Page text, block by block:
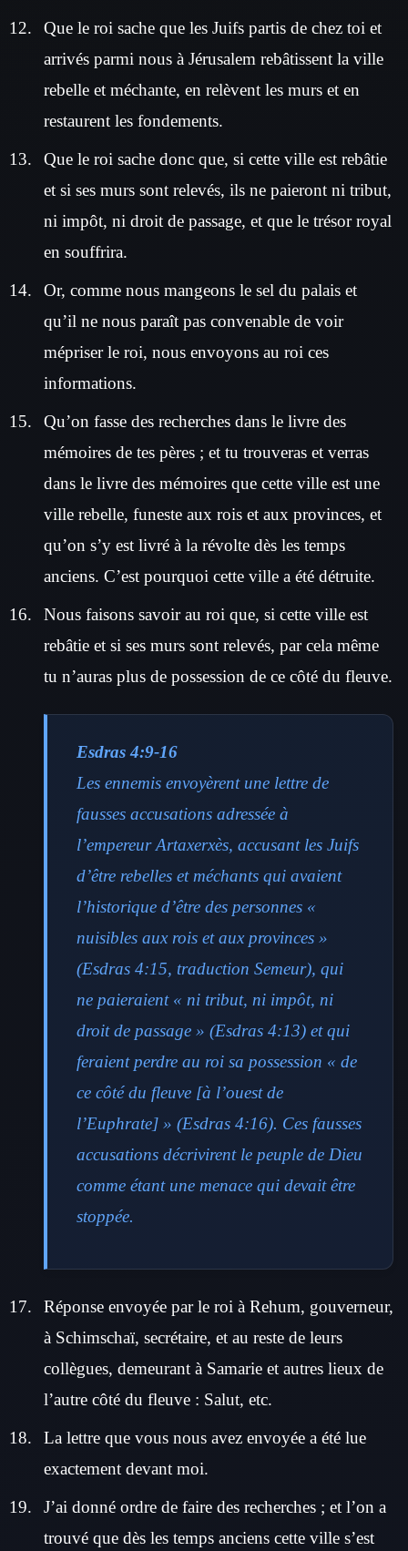
Que le roi sache que les Juifs partis de chez toi et
arrivés parmi nous à Jérusalem rebâtissent la ville
rebelle et méchante, en relèvent les murs et en
restaurent les fondements.
Que le roi sache donc que, si cette ville est rebâtie
et si ses murs sont relevés, ils ne paieront ni tribut,
ni impôt, ni droit de passage, et que le trésor royal
en souffrira.
Or, comme nous mangeons le sel du palais et
qu’il ne nous paraît pas convenable de voir
mépriser le roi, nous envoyons au roi ces
informations.
Qu’on fasse des recherches dans le livre des
mémoires de tes pères ; et tu trouveras et verras
dans le livre des mémoires que cette ville est une
ville rebelle, funeste aux rois et aux provinces, et
qu’on s’y est livré à la révolte dès les temps
anciens. C’est pourquoi cette ville a été détruite.
Nous faisons savoir au roi que, si cette ville est
rebâtie et si ses murs sont relevés, par cela même
tu n’auras plus de possession de ce côté du fleuve.
Esdras 4:9-16
Les ennemis envoyèrent une lettre de
fausses accusations adressée à
l’empereur Artaxerxès, accusant les Juifs
d’être rebelles et méchants qui avaient
l’historique d’être des personnes «
nuisibles aux rois et aux provinces »
(Esdras 4:15, traduction Semeur), qui
ne paieraient « ni tribut, ni impôt, ni
droit de passage » (Esdras 4:13) et qui
feraient perdre au roi sa possession « de
ce côté du fleuve [à l’ouest de
l’Euphrate] » (Esdras 4:16). Ces fausses
accusations décrivirent le peuple de Dieu
comme étant une menace qui devait être
stoppée.
Réponse envoyée par le roi à Rehum, gouverneur,
à Schimschaï, secrétaire, et au reste de leurs
collègues, demeurant à Samarie et autres lieux de
l’autre côté du fleuve : Salut, etc.
La lettre que vous nous avez envoyée a été lue
exactement devant moi.
J’ai donné ordre de faire des recherches ; et l’on a
trouvé que dès les temps anciens cette ville s’est